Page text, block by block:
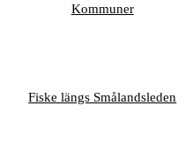
Kommuner
Fiske längs Smålandsleden